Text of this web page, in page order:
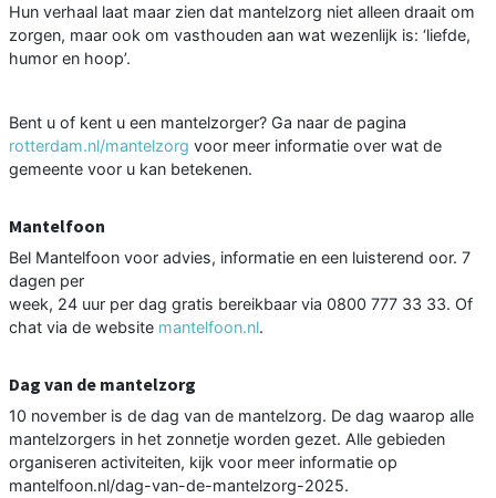
Hun verhaal laat maar zien dat mantelzorg niet alleen draait om
zorgen, maar ook om vasthouden aan wat wezenlijk is: ‘liefde,
humor en hoop’.
Bent u of kent u een mantelzorger? Ga naar de pagina
rotterdam.nl/mantelzorg voor meer informatie over wat de
gemeente voor u kan betekenen.
Mantelfoon
Bel Mantelfoon voor advies, informatie en een luisterend oor. 7
dagen per
week, 24 uur per dag gratis bereikbaar via 0800 777 33 33. Of
chat via de website mantelfoon.nl.
Dag van de mantelzorg
10 november is de dag van de mantelzorg. De dag waarop alle
mantelzorgers in het zonnetje worden gezet. Alle gebieden
organiseren activiteiten, kijk voor meer informatie op
mantelfoon.nl/dag-van-de-mantelzorg-2025.